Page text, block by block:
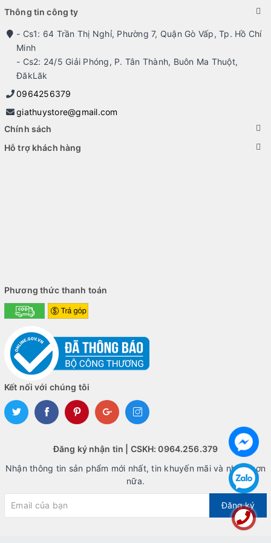
macbook, workstation) nguyên zin giá cạnh tranh, bán uy tín, chất lượng và
Thông tin công ty
- Cs1: 64 Trần Thị Nghỉ, Phường 7, Quận Gò Vấp, Tp. Hồ Chí
Minh
- Cs2: 24/5 Giải Phóng, P. Tân Thành, Buôn Ma Thuột,
ĐăkLăk
0964256379
giathuystore@gmail.com
Chính sách
Hỗ trợ khách hàng
Phương thức thanh toán
Kết nối với chúng tôi
Đăng ký nhận tin | CSKH: 0964.256.379
Nhận thông tin sản phẩm mới nhất, tin khuyến mãi và nhiều hơn
nữa.
Đăng ký